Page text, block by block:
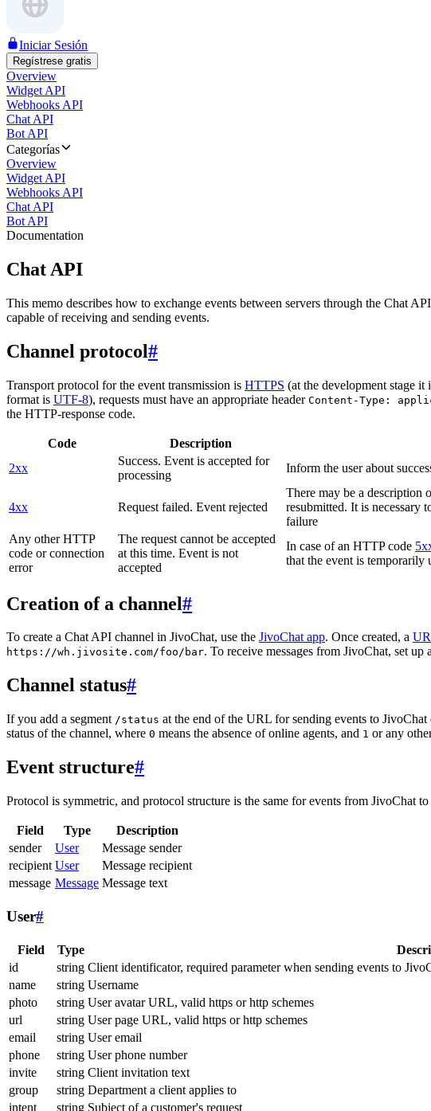
Iniciar Sesión
Regístrese gratis
Overview
Widget API
Webhooks API
Chat API
Bot API
Categorías
Overview
Widget API
Webhooks API
Chat API
Bot API
Documentation
Chat API
This memo describes how to exchange events between servers through the Chat
capable of receiving and sending events.
Channel protocol#
Transport protocol for the event transmission is HTTPS (at the development stage it
format is UTF-8), requests must have an appropriate header Content-Type:
the HTTP-response code.
Code Description
2xx
Success. Event is accepted for
processing
Inform the user about
4xx Request failed. Event rejected
There may be a description
resubmitted. It is necessary
failure
Any other HTTP
code or connection
error
The request cannot be accepted
at this time. Event is not
accepted
In case of an HTTP code
that the event is temporarily
Creation of a channel#
To create a Chat API channel in JivoChat, use the JivoChat app. Once created, a
https://wh.jivosite.com/foo/bar. To receive messages from JivoChat, set
Channel status#
If you add a segment /status at the end of the URL for sending events to JivoChat
status of the channel, where 0 means the absence of online agents, and 1 or any
Event structure#
Protocol is symmetric, and protocol structure is the same for events from JivoChat
Field Type
Description
sender
User
Message sender
recipient User
Message recipient
message Message Message text
User#
Field Type
id
string Client identificator, required parameter when sending events to
name
string Username
photo
string User avatar URL, valid https or http schemes
url
string User page URL, valid https or http schemes
email
string User email
phone
string User phone number
invite
string Client invitation text
group
string Department a client applies to
intent
string Subject of a customer's request